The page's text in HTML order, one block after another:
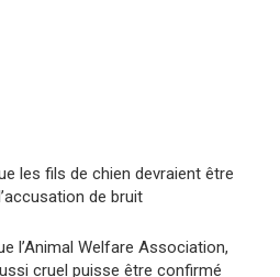
les fils de chien devraient être
de bruit
l’Animal Welfare Association,
cruel puisse être confirmé